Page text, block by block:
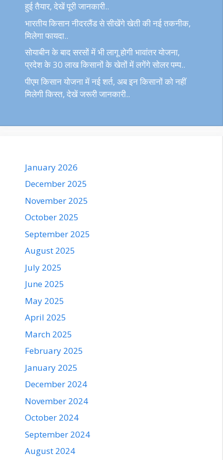
हुई तैयार, देखें पूरी जानकारी..
भारतीय किसान नीदरलैंड से सीखेंगे खेती की नई तकनीक,
मिलेगा फायदा..
सोयाबीन के बाद सरसों में भी लागू होगी भावांतर योजना,
प्रदेश के 30 लाख किसानों के खेतों में लगेंगे सोलर पम्प..
पीएम किसान योजना में नई शर्त, अब इन किसानों को नहीं
मिलेगी किस्त, देखें जरूरी जानकारी..
January 2026
December 2025
November 2025
October 2025
September 2025
August 2025
July 2025
June 2025
May 2025
April 2025
March 2025
February 2025
January 2025
December 2024
November 2024
October 2024
September 2024
August 2024